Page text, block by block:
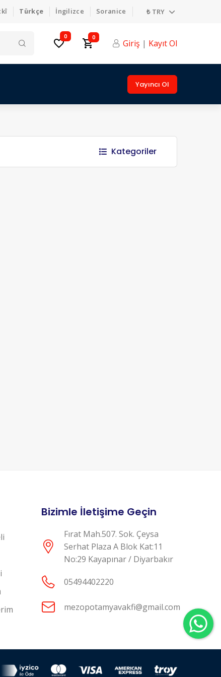
Türkçe İngilizce Soranice ₺ TRY
0 0 Giriş | Kayıt Ol
Yayıncı Ol
Kategoriler
Bizimle İletişime Geçin
Fırat Mah.507. Sok. Çeysa
Serhat Plaza A Blok Kat:11
No:29 Kayapınar / Diyarbakır
05494402220
mezopotamyavakfi@gmail.com